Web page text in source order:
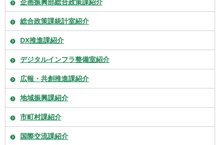
企画振興部総合政策課紹介
総合政策課統計室紹介
DX推進課紹介
デジタルインフラ整備室紹介
広報・共創推進課紹介
地域振興課紹介
市町村課紹介
国際交流課紹介